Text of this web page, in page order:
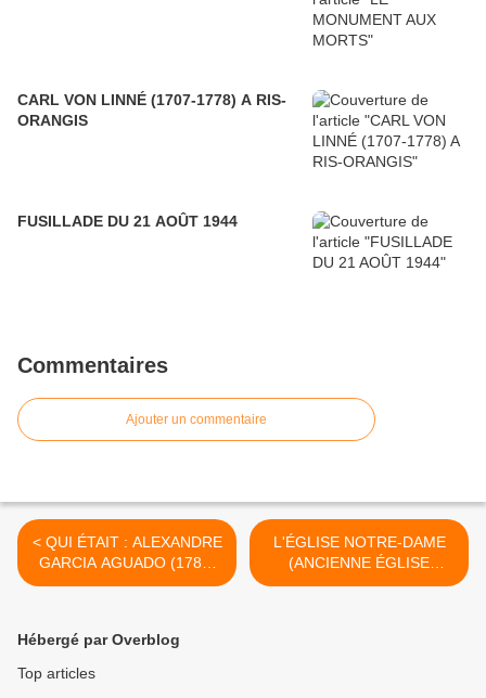
CARL VON LINNÉ (1707-1778) A RIS-
ORANGIS
FUSILLADE DU 21 AOÛT 1944
Commentaires
Ajouter un commentaire
< QUI ÉTAIT : ALEXANDRE
GARCIA AGUADO (1784-
1842) ?
L'ÉGLISE NOTRE-DAME
(ANCIENNE ÉGLISE
SAINT-BLAISE) >
Hébergé par Overblog
Top articles